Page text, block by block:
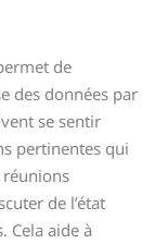
de
des données par
se sentir
pertinentes qui
réunions
de l’état
Cela aide à